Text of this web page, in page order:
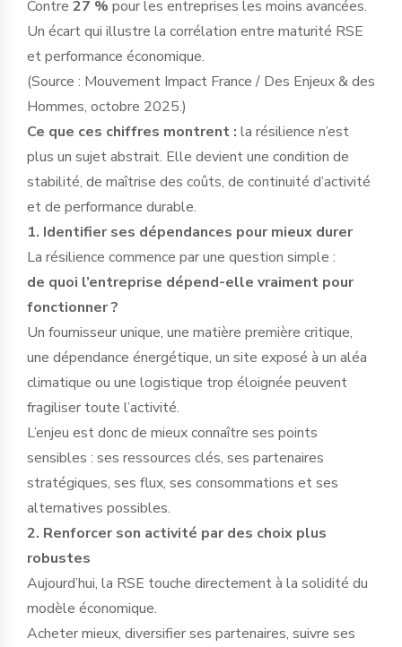
Contre 27 % pour les entreprises les moins avancées.
Un écart qui illustre la corrélation entre maturité RSE
et performance économique.
(Source : Mouvement Impact France / Des Enjeux & des
Hommes, octobre 2025.)
Ce que ces chiffres montrent : la résilience n’est
plus un sujet abstrait. Elle devient une condition de
stabilité, de maîtrise des coûts, de continuité d’activité
et de performance durable.
1. Identifier ses dépendances pour mieux durer
La résilience commence par une question simple :
de quoi l’entreprise dépend-elle vraiment pour
fonctionner ?
Un fournisseur unique, une matière première critique,
une dépendance énergétique, un site exposé à un aléa
climatique ou une logistique trop éloignée peuvent
fragiliser toute l’activité.
L’enjeu est donc de mieux connaître ses points
sensibles : ses ressources clés, ses partenaires
stratégiques, ses flux, ses consommations et ses
alternatives possibles.
2. Renforcer son activité par des choix plus
robustes
Aujourd’hui, la RSE touche directement à la solidité du
modèle économique.
Acheter mieux, diversifier ses partenaires, suivre ses